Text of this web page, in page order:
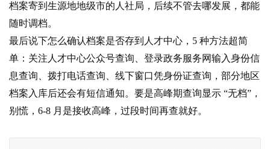
档案寄到生源地地级市的人社局，后续不管去哪发展，都能
随时调档。
最后说下怎么确认档案是否存到人才中心，5 种方法超简
单：关注人才中心公众号查询、登录政务服务网输入身份信
息查询、拨打电话查询、线下窗口凭身份证查询，部分地区
档案入库后还会有短信通知。要是高峰期查询显示 “无档”，
别慌，6-8 月是接收高峰，过段时间再查就好。